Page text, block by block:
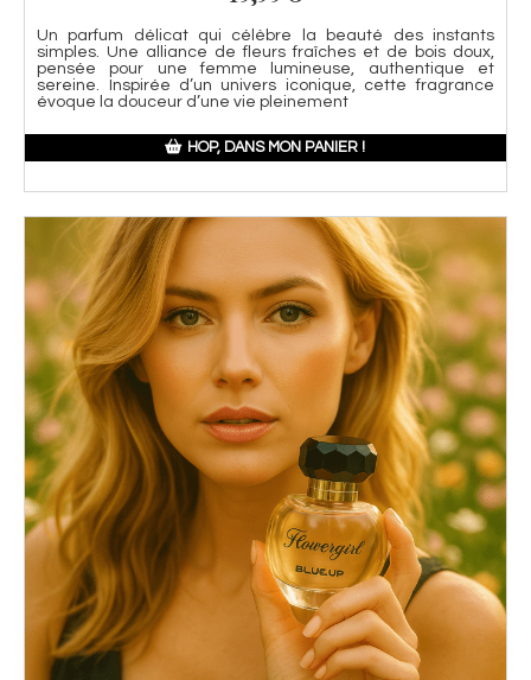
Un parfum délicat qui célèbre la beauté des instants
simples. Une alliance de fleurs fraîches et de bois doux,
pensée pour une femme lumineuse, authentique et
sereine. Inspirée d’un univers iconique, cette fragrance
évoque la douceur d’une vie pleinement
HOP, DANS MON PANIER !